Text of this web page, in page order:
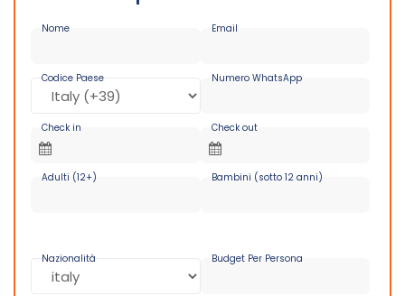
Nome Email
Codice Paese Numero WhatsApp
Check in Check out
Adulti (12+) Bambini (sotto 12 anni)
Nazionalità Budget Per Persona